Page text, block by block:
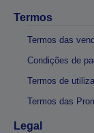
Termos
Termos das
Condições de
Termos de
Termos das
Legal